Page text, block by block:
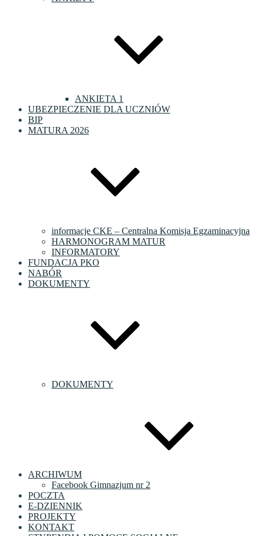
ANKIETA 1
UBEZPIECZENIE DLA UCZNIÓW
BIP
MATURA 2026
informacje CKE – Centralna Komisja Egzaminacyjna
HARMONOGRAM MATUR
INFORMATORY
FUNDACJA PKO
NABÓR
DOKUMENTY
DOKUMENTY
ARCHIWUM
Facebook Gimnazjum nr 2
POCZTA
E-DZIENNIK
PROJEKTY
KONTAKT